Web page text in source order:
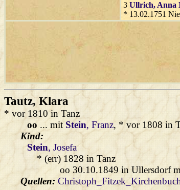
3 Ullrich, Anna
* 13.02.1751
Tautz, Klara
* vor 1810 in Tanz
oo ... mitStein, Franz, * vor 1808 in
Kind:
Stein, Josefa
* (err) 1828 in Tanz
oo 30.10.1849 in Ullersdorf
Quellen: